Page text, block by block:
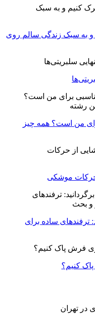
و به سبک زندگی سالم روی
من است؟ همه چیز
حرکات موشکی
ترفندهای ساده برای
کنیم؟